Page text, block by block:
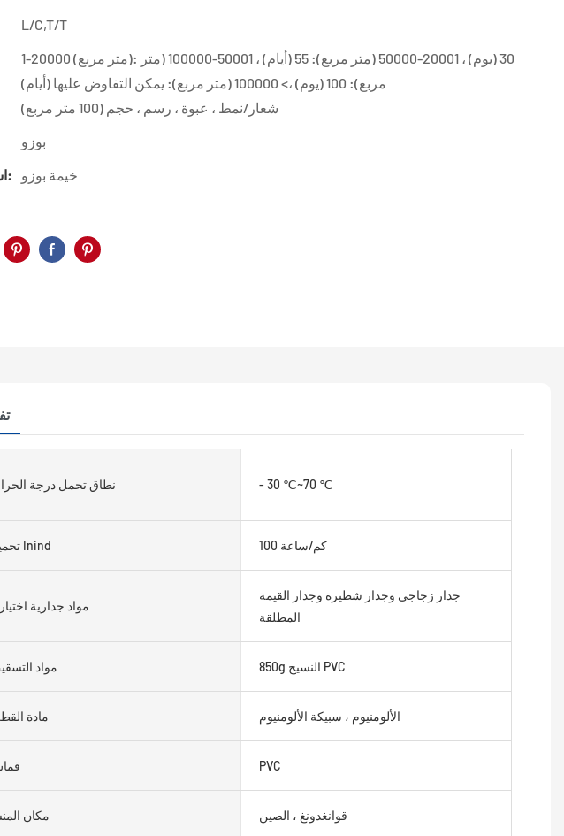
L/C,T/T
1-20000 (متر مربع): 30 (يوم) ، 20001-50000 (متر مربع): 55 (أيام) ، 50001-100000 (متر
مربع): 100 (يوم) ،> 100000 (متر مربع): يمكن التفاوض عليها (أيام)
شعار/نمط ، عبوة ، رسم ، حجم (100 متر مربع)
بوزو
اسم العلامة التجارية:
خيمة بوزو
نطاق تحمل درجة - 30 ℃~70 ℃
تحميل Inind 100 كم/ساعة
مواد جدارية
جدار زجاجي وجدار شطيرة وجدار القيمة
المطلقة
مواد 850g النسيج PVC
مادة الألومنيوم ، سبيكة الألومنيوم
PVC
مكان قوانغدونغ ، الصين